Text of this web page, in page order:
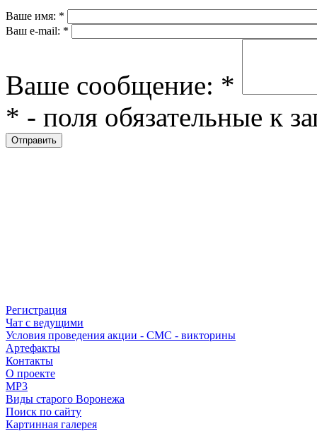
Ваше имя: *
Ваш e-mail: *
Ваше сообщение: *
* - поля обязательные к
Регистрация
Чат с ведущими
Условия проведения акции - СМС - викторины
Артефакты
Контакты
О проекте
MP3
Виды старого Воронежа
Поиск по сайту
Картинная галерея